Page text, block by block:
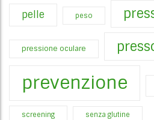
pelle peso
pressione oculare
prevenzione
screening senza glutine